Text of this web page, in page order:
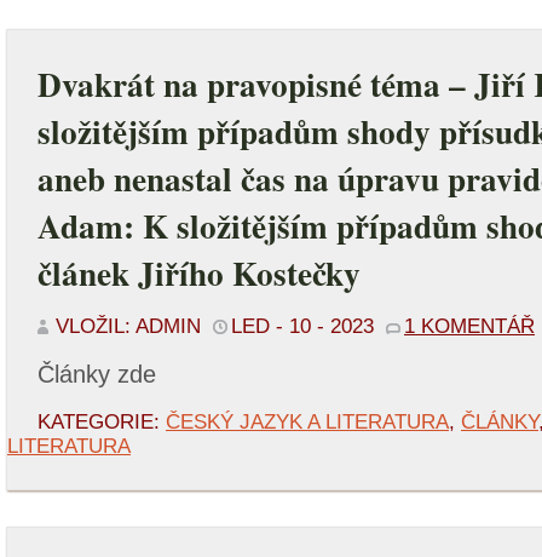
Dvakrát na pravopisné téma – Jiří
složitějším případům shody
aneb nenastal čas na úpravu
Adam: K složitějším případům
článek Jiřího Kostečky
VLOŽIL: ADMIN LED - 10 - 2023 1 KOMENTÁŘ
Články zde
KATEGORIE: ČESKÝ JAZYK A LITERATURA, ČLÁNKY
LITERATURA